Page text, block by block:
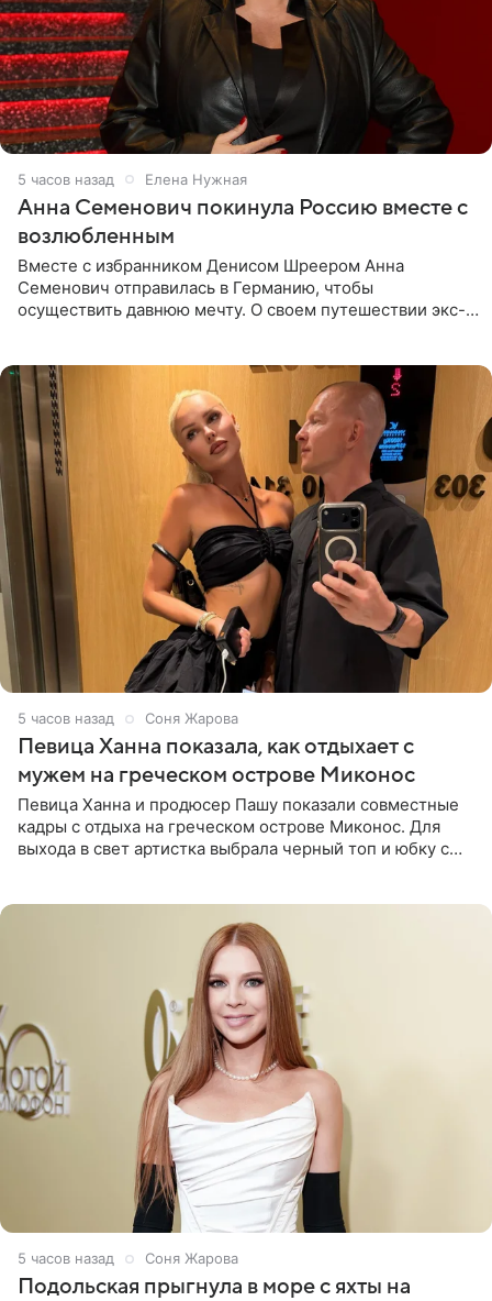
5 часов назад Елена Нужная
Анна Семенович покинула Россию вместе с
возлюбленным
Вместе с избранником Денисом Шреером Анна
Семенович отправилась в Германию, чтобы
осуществить давнюю мечту. О своем путешествии экс-
5 часов назад Соня Жарова
Певица Ханна показала, как отдыхает с
мужем на греческом острове Миконос
Певица Ханна и продюсер Пашу показали совместные
кадры с отдыха на греческом острове Миконос. Для
выхода в свет артистка выбрала черный топ и юбку с
5 часов назад Соня Жарова
Подольская прыгнула в море с яхты на